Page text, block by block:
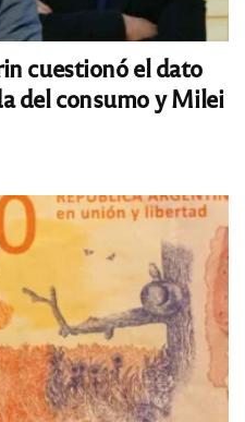
cuestionó el dato
del consumo y Milei